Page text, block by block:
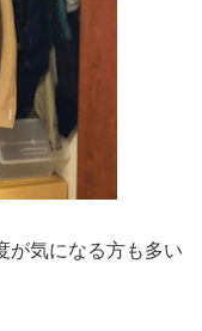
が気になる方も多い